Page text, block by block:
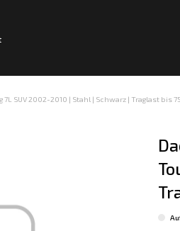
SUV 2002-2010 | Stahl | Schwarz | Traglast bis